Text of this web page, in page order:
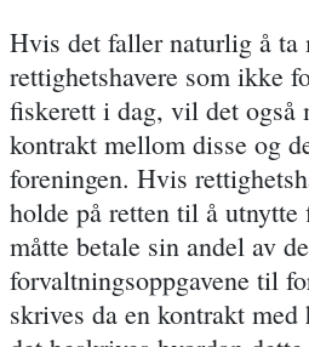
Hvis det faller naturlig å ta
rettighetshavere som ikke
fiskerett i dag, vil det også
kontrakt mellom disse og
foreningen. Hvis
holde på retten til å
måtte betale sin andel av
forvaltningsoppgavene til
skrives da en kontrakt